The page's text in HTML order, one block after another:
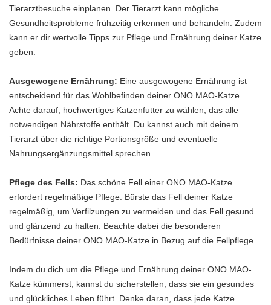
Tierarztbesuche einplanen. Der Tierarzt kann mögliche
Gesundheitsprobleme frühzeitig erkennen und behandeln. Zudem
kann er dir wertvolle Tipps zur Pflege und Ernährung deiner Katze
geben.
Ausgewogene Ernährung: Eine ausgewogene Ernährung ist
entscheidend für das Wohlbefinden deiner ONO MAO-Katze.
Achte darauf, hochwertiges Katzenfutter zu wählen, das alle
notwendigen Nährstoffe enthält. Du kannst auch mit deinem
Tierarzt über die richtige Portionsgröße und eventuelle
Nahrungsergänzungsmittel sprechen.
Pflege des Fells: Das schöne Fell einer ONO MAO-Katze
erfordert regelmäßige Pflege. Bürste das Fell deiner Katze
regelmäßig, um Verfilzungen zu vermeiden und das Fell gesund
und glänzend zu halten. Beachte dabei die besonderen
Bedürfnisse deiner ONO MAO-Katze in Bezug auf die Fellpflege.
Indem du dich um die Pflege und Ernährung deiner ONO MAO-
Katze kümmerst, kannst du sicherstellen, dass sie ein gesundes
und glückliches Leben führt. Denke daran, dass jede Katze